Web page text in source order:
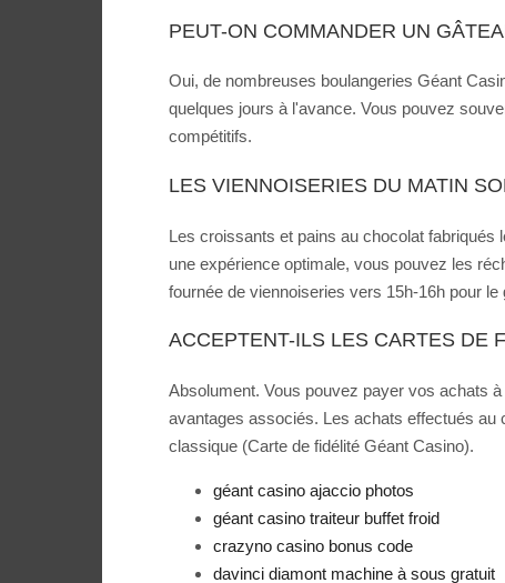
PEUT-ON COMMANDER UN
Oui, de nombreuses boulangeries Géant
quelques jours à l'avance. Vous pouvez
compétitifs.
LES VIENNOISERIES DU MATIN
Les croissants et pains au chocolat
une expérience optimale, vous pouvez les
fournée de viennoiseries vers 15h-16h pour le
ACCEPTENT-ILS LES CARTES DE
Absolument. Vous pouvez payer vos achats
avantages associés. Les achats effectués au
classique (Carte de fidélité Géant Casino).
géant casino ajaccio photos
géant casino traiteur buffet froid
crazyno casino bonus code
davinci diamont machine à sous gratuit